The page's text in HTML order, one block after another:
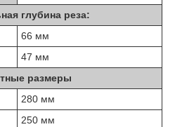
глубина реза:
66 мм
47 мм
размеры
280 мм
250 мм